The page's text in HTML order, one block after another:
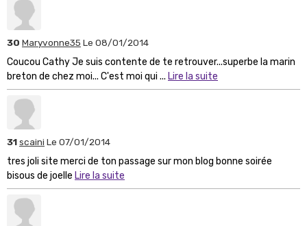
30 Maryvonne35 Le 08/01/2014
Coucou Cathy Je suis contente de te retrouver...superbe la marin
breton de chez moi... C'est moi qui ... Lire la suite
31scaini Le 07/01/2014
tres joli site merci de ton passage sur mon blog bonne soirée
bisous de joelle Lire la suite